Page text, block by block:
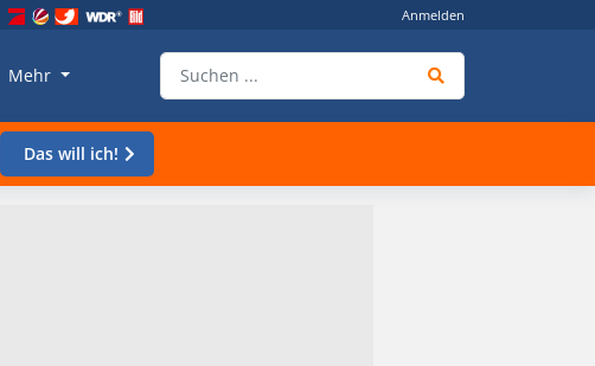
Anmelden
Mehr
Das will ich!